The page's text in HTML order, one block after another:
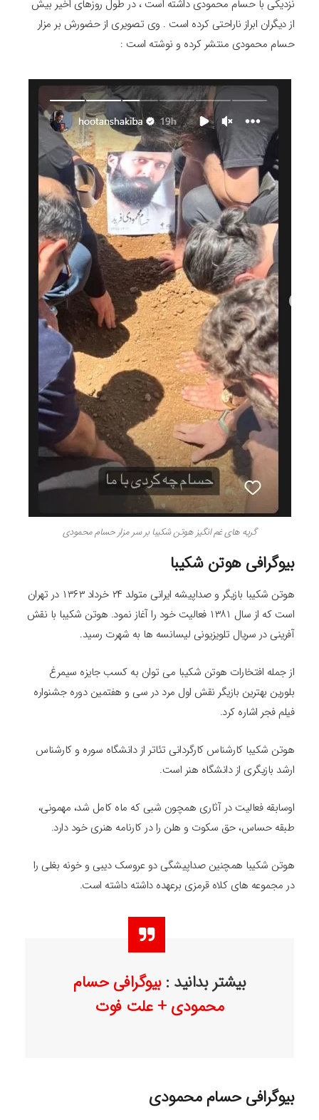
نزدیکی با حسام محمودی داشته است ، در طول روزهای اخیر بیش
از دیگران ابراز ناراحتی کرده است . وی تصویری از حضورش بر مزار
حسام محمودی منتشر کرده و نوشته است :
گریه های غم انگیز هوتن شکیبا بر سر مزار حسام محمودی
بیوگرافی هوتن شکیبا
هوتن شکیبا بازیگر و صداپیشه ایرانی متولد ۲۴ خرداد ۱۳۶۳ در تهران
است که از سال ۱۳۸۱ فعالیت خود را آغاز نمود. هوتن شکیبا با نقش
آفرینی در سریال تلویزیونی لیسانسه‌ ها به شهرت رسید.
از جمله افتخارات هوتن شکیبا می‌ توان به کسب جایزه سیمرغ
بلورین بهترین بازیگر نقش اول مرد در سی و هفتمین دوره جشنواره
فیلم فجر اشاره کرد.
هوتن شکیبا کارشناس کارگردانی تئاتر از دانشگاه سوره و کارشناس
ارشد بازیگری از دانشگاه هنر است.
اوسابقه فعالیت در آثاری همچون شبی که ماه کامل شد، مهمونی،
طبقه حساس، حق سکوت و هلن را در کارنامه هنری خود دارد.
هوتن شکیبا همچنین صداپیشگی دو عروسک دیبی و خونه بغلی را
در مجموعه‌ های کلاه قرمزی برعهده داشته داشته است.
بیشتر بدانید :بیوگرافی حسام
محمودی + علت فوت
بیوگرافی حسام محمودی